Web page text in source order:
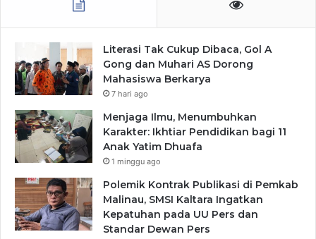
Literasi Tak Cukup Dibaca, Gol A
Gong dan Muhari AS Dorong
Mahasiswa Berkarya
7 hari ago
Menjaga Ilmu, Menumbuhkan
Karakter: Ikhtiar Pendidikan bagi 11
Anak Yatim Dhuafa
1 minggu ago
Polemik Kontrak Publikasi di Pemkab
Malinau, SMSI Kaltara Ingatkan
Kepatuhan pada UU Pers dan
Standar Dewan Pers